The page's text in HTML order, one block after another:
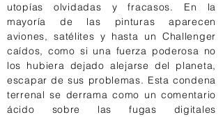
utopías olvidadas y fracasos. En la
mayoría de las pinturas aparecen
aviones, satélites y hasta un Challenger
caídos, como si una fuerza poderosa no
los hubiera dejado alejarse del planeta,
escapar de sus problemas. Esta condena
terrenal se derrama como un comentario
ácido sobre las fugas digitales